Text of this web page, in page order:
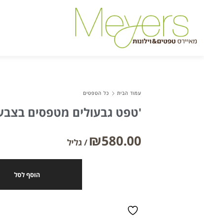
עמוד הבית כל הטפטים
טפט גבעולים מטפסים בצבע ירוק על רקע בז'
₪580.00
הוסף לסל